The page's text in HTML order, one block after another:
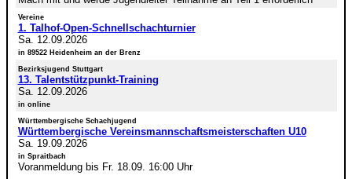
Vereine
1. Talhof-Open-Schnellschachturnier
Sa. 12.09.2026
in 89522 Heidenheim an der Brenz
Bezirksjugend Stuttgart
13. Talentstützpunkt-Training
Sa. 12.09.2026
in online
Württembergische Schachjugend
Württembergische Vereinsmannschaftsmeisterschaften U10
Sa. 19.09.2026
in Spraitbach
Voranmeldung bis Fr. 18.09. 16:00 Uhr